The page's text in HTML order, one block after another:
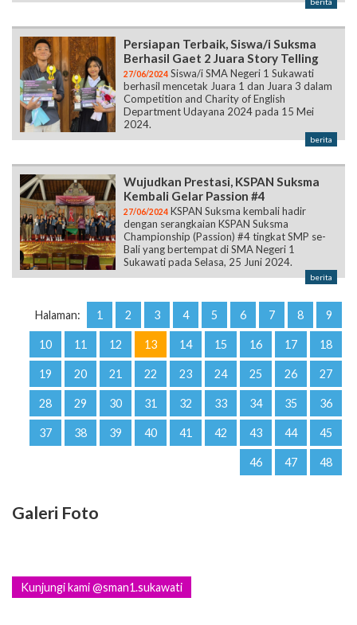
Persiapan Terbaik, Siswa/i Suksma
Berhasil Gaet 2 Juara Story Telling
27/06/2024 Siswa/i SMA Negeri 1 Sukawati
berhasil mencetak Juara 1 dan Juara 3 dalam
Competition and Charity of English
Department Udayana 2024 pada 15 Mei
2024.
berita
Wujudkan Prestasi, KSPAN Suksma
Kembali Gelar Passion #4
27/06/2024 KSPAN Suksma kembali hadir
dengan serangkaian KSPAN Suksma
Championship (Passion) #4 tingkat SMP se-
Bali yang bertempat di SMA Negeri 1
Sukawati pada Selasa, 25 Juni 2024.
berita
Halaman: 1 2 3 4 5 6 7 8 9
10 11 12 13 14 15 16 17 18
19 20 21 22 23 24 25 26 27
28 29 30 31 32 33 34 35 36
37 38 39 40 41 42 43 44 45
46 47 48
Galeri Foto
Kunjungi kami @sman1.sukawati